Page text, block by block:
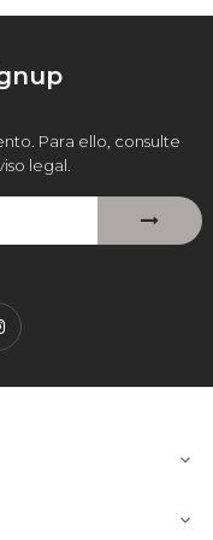
Para ello, consulte
legal.
Instagram

